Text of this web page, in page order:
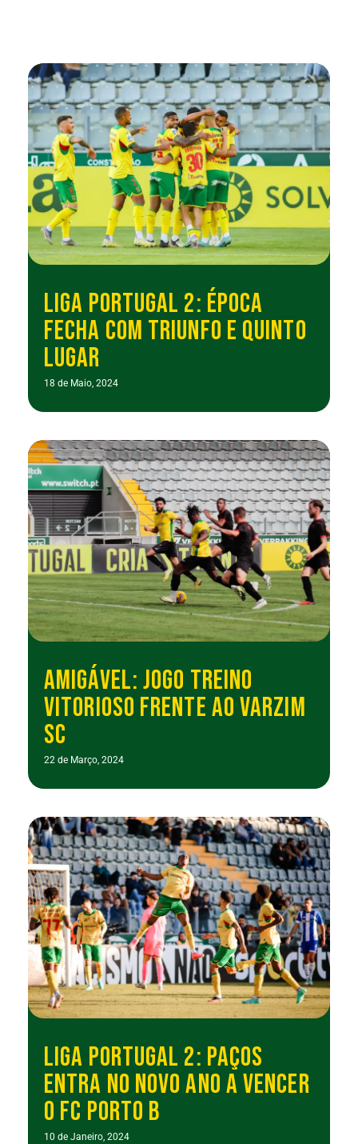
LIGA PORTUGAL 2: ÉPOCA
FECHA COM TRIUNFO E QUINTO
LUGAR
18 de Maio, 2024
AMIGÁVEL: JOGO TREINO
VITORIOSO FRENTE AO VARZIM
SC
22 de Março, 2024
LIGA PORTUGAL 2: PAÇOS
ENTRA NO NOVO ANO A VENCER
O FC PORTO B
10 de Janeiro, 2024